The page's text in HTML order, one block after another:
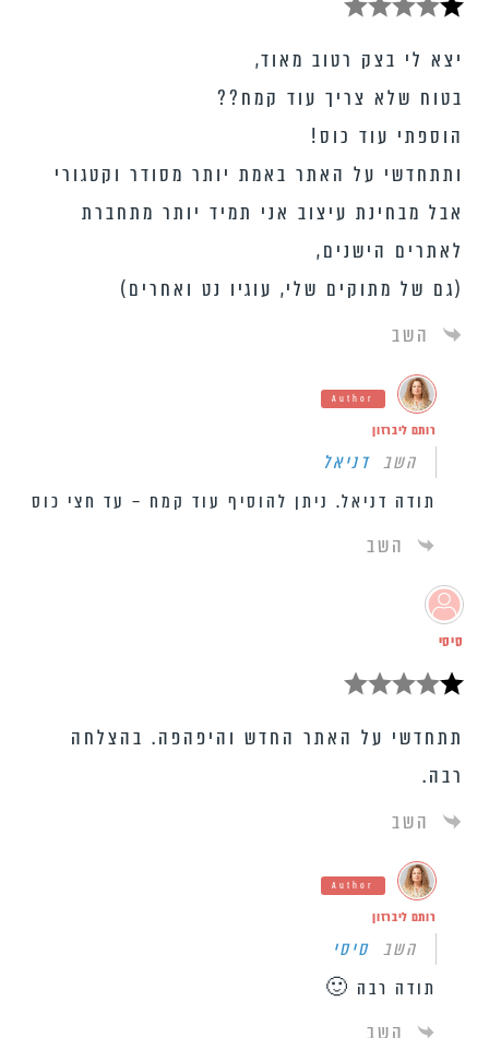
יצא לי בצק רטוב מאוד,
בטוח שלא צריך עוד קמח??
הוספתי עוד כוס!
ותתחדשי על האתר באמת יותר מסודר וקטגורי
אבל מבחינת עיצוב אני תמיד יותר מתחברת
לאתרים הישנים,
(גם של מתוקים שלי, עוגיו נט ואחרים)
השב
Author
רותם ליברזון
השבדניאל
תודה דניאל. ניתן להוסיף עוד קמח – עד חצי כוס
השב
סיסי
תתחדשי על האתר החדש והיפהפה. בהצלחה
רבה.
השב
Author
רותם ליברזון
השב סיסי
תודה רבה 🙂
השב